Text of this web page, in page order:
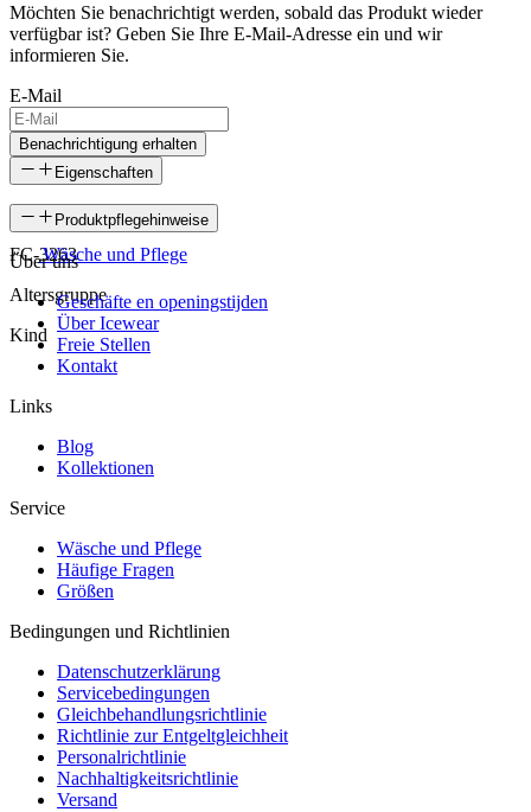
Möchten Sie benachrichtigt werden, sobald das Produkt wieder
verfügbar ist? Geben Sie Ihre E-Mail-Adresse ein und wir
informieren Sie.
E-Mail
Benachrichtigung erhalten
Eigenschaften
SKU
FC-3263
Altersgruppe
Kind
Produktpflegehinweise
Wäsche und Pflege
Über uns
Geschäfte en openingstijden
Über Icewear
Freie Stellen
Kontakt
Links
Blog
Kollektionen
Service
Wäsche und Pflege
Häufige Fragen
Größen
Bedingungen und Richtlinien
Datenschutzerklärung
Servicebedingungen
Gleichbehandlungsrichtlinie
Richtlinie zur Entgeltgleichheit
Personalrichtlinie
Nachhaltigkeitsrichtlinie
Versand